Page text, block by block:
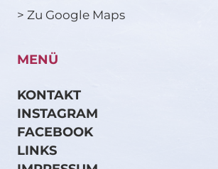
> Zu Google Maps
MENÜ
KONTAKT
INSTAGRAM
FACEBOOK
LINKS